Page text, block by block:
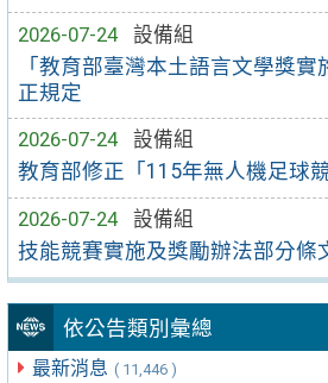
2026-07-24
設備組
「教育部臺灣本土語言文學獎
正規定
2026-07-24
設備組
教育部修正「115年無人機足球
2026-07-24
設備組
技能競賽實施及獎勵辦法部分條
依公告類別彙總
最新消息 ( 11,446 )